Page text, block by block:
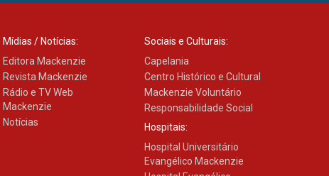
Mídias / Notícias:
Editora Mackenzie
Revista Mackenzie
Rádio e TV Web
Mackenzie
Notícias
Sociais e Culturais:
Capelania
Centro Histórico e Cultural
Mackenzie Voluntário
Responsabilidade Social
Hospitais:
Hospital Universitário
Evangélico Mackenzie